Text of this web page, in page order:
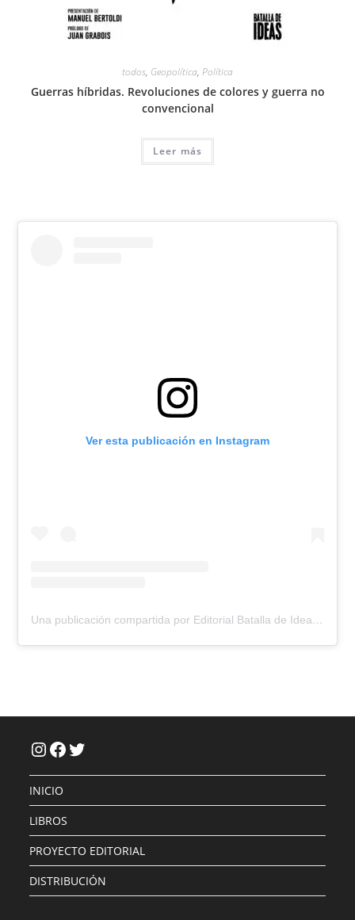
todos, Geopolítica, Política
Guerras híbridas. Revoluciones de colores y guerra no
convencional
Leer más
Ver esta publicación en Instagram
Una publicación compartida por Editorial Batalla de Ideas (@batalla.de.ideas)
Instagram
Facebook
Twitter
INICIO
LIBROS
PROYECTO EDITORIAL
DISTRIBUCIÓN